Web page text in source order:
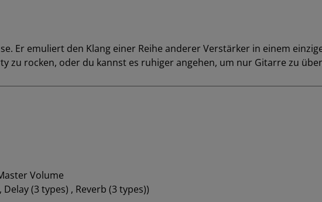
Er emuliert den Klang einer Reihe anderer Verstärker in einem
zu rocken, oder du kannst es ruhiger angehen, um nur Gitarre zu
Volume
(3 types) , Reverb (3 types))